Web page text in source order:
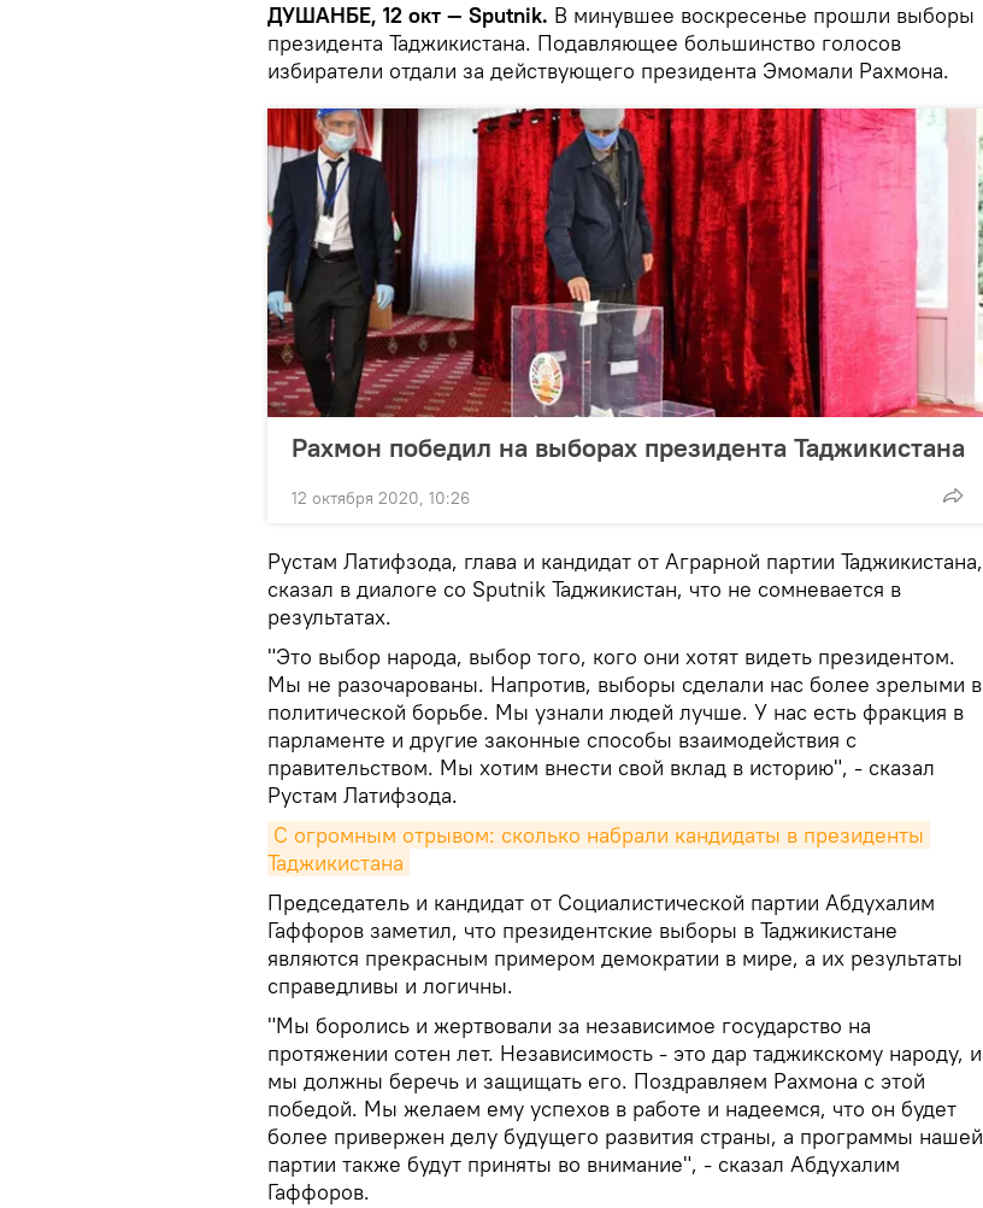
ДУШАНБЕ, 12 окт — Sputnik. В минувшее воскресенье прошли выборы
президента Таджикистана. Подавляющее большинство голосов
избиратели отдали за действующего президента Эмомали Рахмона.
Рахмон победил на выборах президента Таджикистана
12 октября 2020, 10:26
Рустам Латифзода, глава и кандидат от Аграрной партии Таджикистана,
сказал в диалоге со Sputnik Таджикистан, что не сомневается в
результатах.
"Это выбор народа, выбор того, кого они хотят видеть президентом.
Мы не разочарованы. Напротив, выборы сделали нас более зрелыми в
политической борьбе. Мы узнали людей лучше. У нас есть фракция в
парламенте и другие законные способы взаимодействия с
правительством. Мы хотим внести свой вклад в историю", - сказал
Рустам Латифзода.
С огромным отрывом: сколько набрали кандидаты в президенты
Таджикистана
Председатель и кандидат от Социалистической партии Абдухалим
Гаффоров заметил, что президентские выборы в Таджикистане
являются прекрасным примером демократии в мире, а их результаты
справедливы и логичны.
"Мы боролись и жертвовали за независимое государство на
протяжении сотен лет. Независимость - это дар таджикскому народу, и
мы должны беречь и защищать его. Поздравляем Рахмона с этой
победой. Мы желаем ему успехов в работе и надеемся, что он будет
более привержен делу будущего развития страны, а программы нашей
партии также будут приняты во внимание", - сказал Абдухалим
Гаффоров.